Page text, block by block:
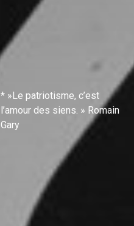
* »Le patriotisme, c’est
l’amour des siens. » Romain
Gary